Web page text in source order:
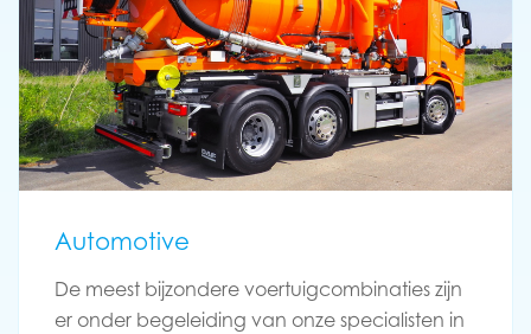
Automotive
De meest bijzondere voertuigcombinaties zijn
er onder begeleiding van onze specialisten in